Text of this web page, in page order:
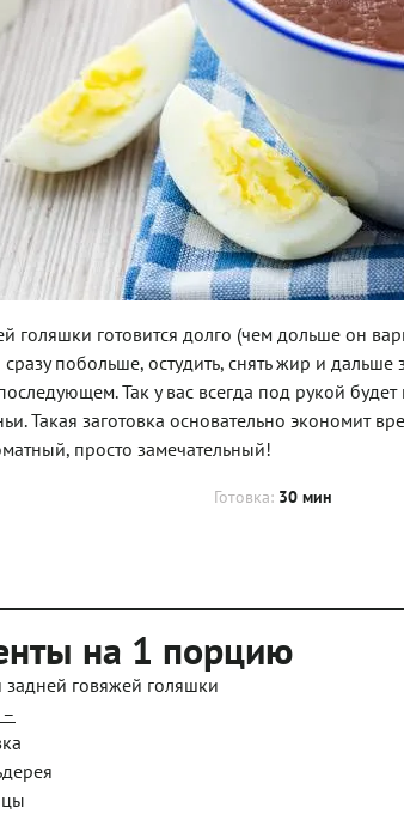
голяшки готовится долго (чем дольше он
сразу побольше, остудить, снять жир и
Так у вас всегда под рукой
Такая заготовка основательно
просто замечательный!
Готовка: 30 мин
на 1 порцию
задней говяжей голяшки
–